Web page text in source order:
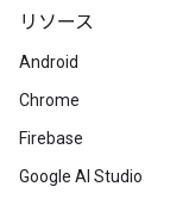
リソース
Android
Chrome
Firebase
Google AI Studio